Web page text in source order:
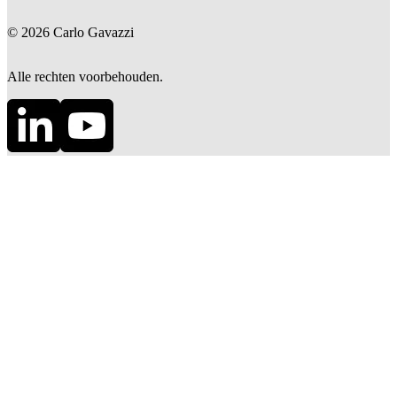
© 2026 Carlo Gavazzi
Alle rechten voorbehouden.